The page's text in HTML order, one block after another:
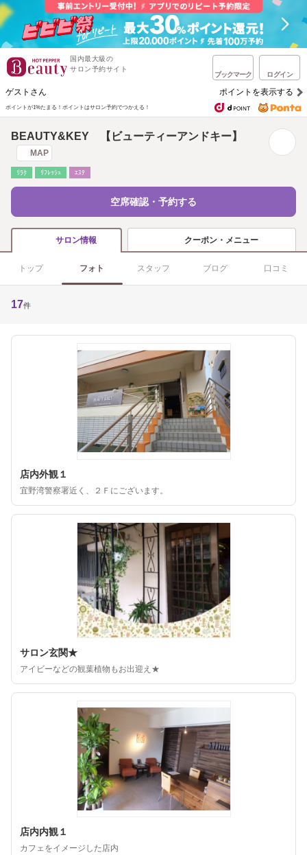
国内最大級の
サロン予約サイト
ブックマーク ログイン
ゲストさん ポイントを表示する
ポイントが1%たまる！ ポイントはサロン予約でつかえる！
BEAUTY&KEY 【ビューティーアンドキー】
MAP
ﾘﾗｸ ﾘﾌﾚｯｼｭ ｴｽﾃ
空席確認・予約する
サロン情報 クーポン・メニュー
トップ フォト スタッフ ブログ 口コミ
17件
店内外観１
宜野湾警察署近く、２Ｆにございます。
サロン玄関★
アイビーなどの観葉植物もお出迎え★
店内内観１
カフェをイメージした店内